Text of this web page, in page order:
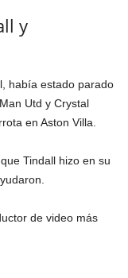
y
había estado parado
Utd y Crystal
en Aston Villa.
Tindall hizo en su
de video más